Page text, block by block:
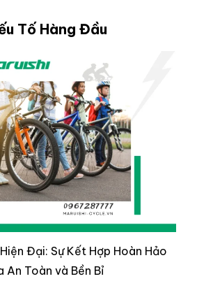
Tố Hàng Đầu
Đại: Sự Kết Hợp Hoàn Hảo
An Toàn và Bền Bỉ